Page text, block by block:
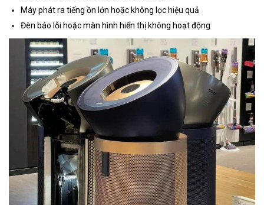
Máy phát ra tiếng ồn lớn hoặc không lọc hiệu quả
Đèn báo lỗi hoặc màn hình hiển thị không hoạt động